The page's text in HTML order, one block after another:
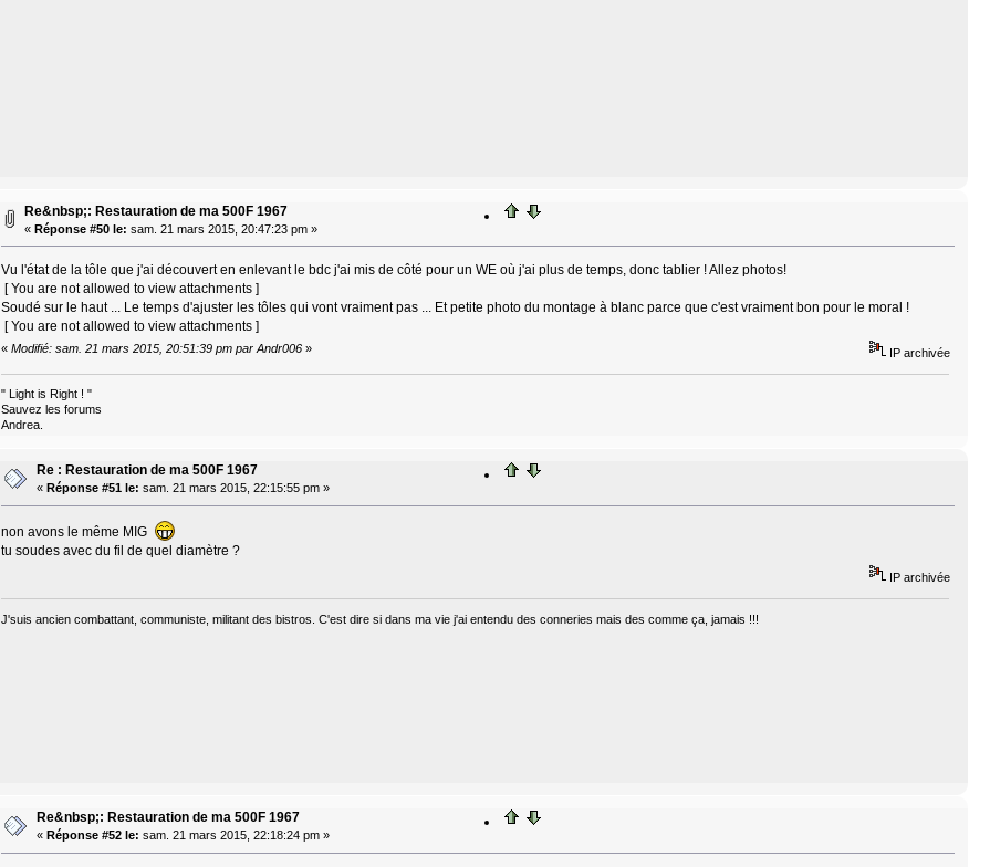
Re&nbsp;: Restauration de ma 500F 1967
« Réponse #50 le: sam. 21 mars 2015, 20:47:23 pm »
Vu l'état de la tôle que j'ai découvert en enlevant le bdc j'ai mis de côté pour un WE où j'ai plus de temps, donc tablier ! Allez photos!
[ You are not allowed to view attachments ]
Soudé sur le haut ... Le temps d'ajuster les tôles qui vont vraiment pas ... Et petite photo du montage à blanc parce que c'est vraiment bon pour le moral !
[ You are not allowed to view attachments ]
« Modifié: sam. 21 mars 2015, 20:51:39 pm par Andr006» IP archivée
" Light is Right ! "
Sauvez les forums
Andrea.
Re : Restauration de ma 500F 1967
« Réponse #51 le: sam. 21 mars 2015, 22:15:55 pm »
non avons le même MIG
tu soudes avec du fil de quel diamètre ?
IP archivée
J'suis ancien combattant, communiste, militant des bistros. C'est dire si dans ma vie j'ai entendu des conneries mais des comme ça, jamais !!!
Re&nbsp;: Restauration de ma 500F 1967
« Réponse #52 le: sam. 21 mars 2015, 22:18:24 pm »